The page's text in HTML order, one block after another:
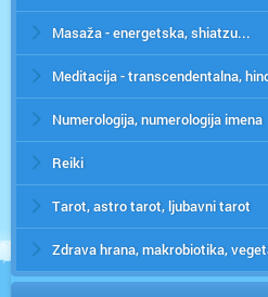
Masaža - energetska, shiatzu...
Meditacija - transcendentalna,
Numerologija, numerologija imena
Reiki
Tarot, astro tarot, ljubavni tarot
Zdrava hrana, makrobiotika,